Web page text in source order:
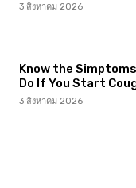
3 สิงหาคม 2026
Know the
Do If You Start
3 สิงหาคม 2026